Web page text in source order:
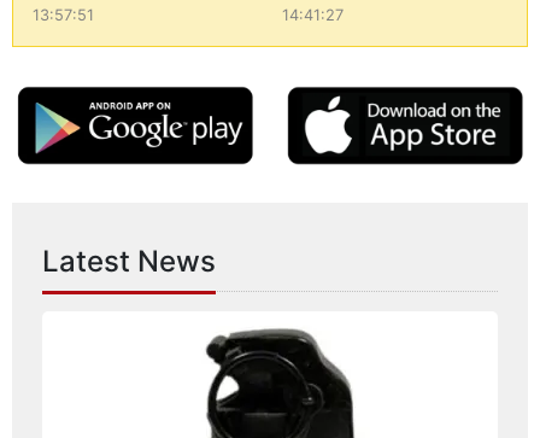
13:57:51
14:41:27
Latest News